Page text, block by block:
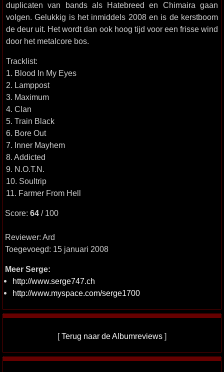
duplicaten van bands als Hatebreed en Chimaira gaan
volgen. Gelukkig is het inmiddels 2008 en is de kerstboom
de deur uit. Het wordt dan ook hoog tijd voor een frisse wind
door het metalcore bos.
Tracklist:
1. Blood In My Eyes
2. Lamppost
3. Maximum
4. Clan
5. Train Black
6. Bore Out
7. Inner Mayhem
8. Addicted
9. N.O.T.N.
10. Soultrip
11. Farmer From Hell
Score: 64 / 100
Reviewer: Ard
Toegevoegd: 15 januari 2008
Meer Serge:
http://www.serge747.ch
http://www.myspace.com/serge1700
[Terug naar de Albumreviews ]